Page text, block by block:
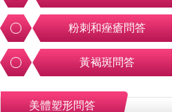
粉刺和痤瘡問答
黃褐斑問答
美體塑形問答